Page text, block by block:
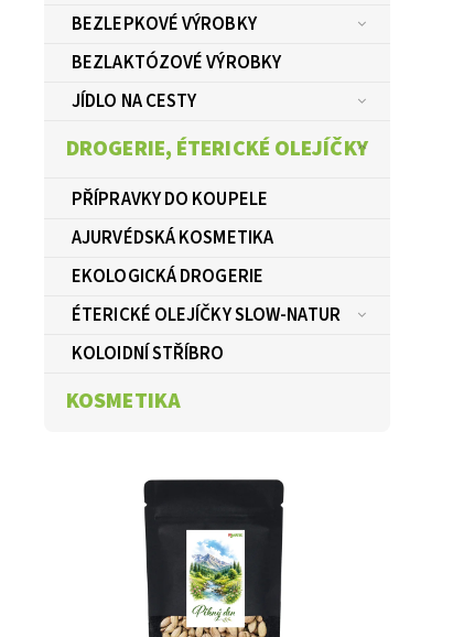
BEZLEPKOVÉ VÝROBKY
BEZLAKTÓZOVÉ VÝROBKY
JÍDLO NA CESTY
DROGERIE, ÉTERICKÉ OLEJÍČKY
PŘÍPRAVKY DO KOUPELE
AJURVÉDSKÁ KOSMETIKA
EKOLOGICKÁ DROGERIE
ÉTERICKÉ OLEJÍČKY SLOW-NATUR
KOLOIDNÍ STŘÍBRO
KOSMETIKA